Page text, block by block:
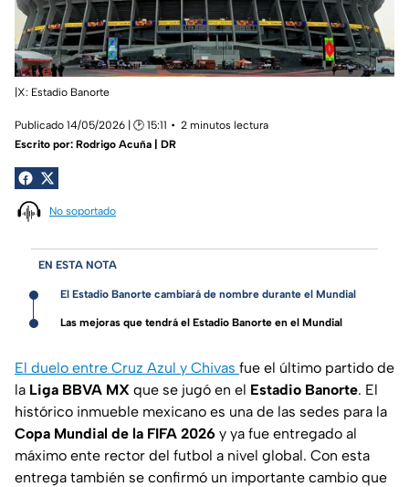
|X: Estadio Banorte
Publicado 14/05/2026 | 🕑 15:11
2 minutos lectura
Escrito por: Rodrigo Acuña | DR
No soportado
EN ESTA NOTA
El Estadio Banorte cambiará de nombre durante el Mundial
Las mejoras que tendrá el Estadio Banorte en el Mundial
El duelo entre Cruz Azul y Chivas fue el último partido de
la Liga BBVA MX que se jugó en el Estadio Banorte. El
histórico inmueble mexicano es una de las sedes para la
Copa Mundial de la FIFA 2026 y ya fue entregado al
máximo ente rector del futbol a nivel global. Con esta
entrega también se confirmó un importante cambio que